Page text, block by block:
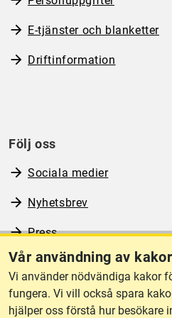
Vår användning av
Vi använder nödvändiga kakor
fungera. Vi vill också spara
hjälper oss förstå hur besökare
E-tjänster och blanketter
Driftinformation
Följ oss
Sociala medier
Nyhetsbrev
Press
RSS